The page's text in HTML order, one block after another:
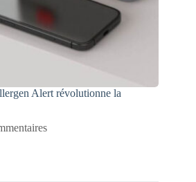
Alert révolutionne la